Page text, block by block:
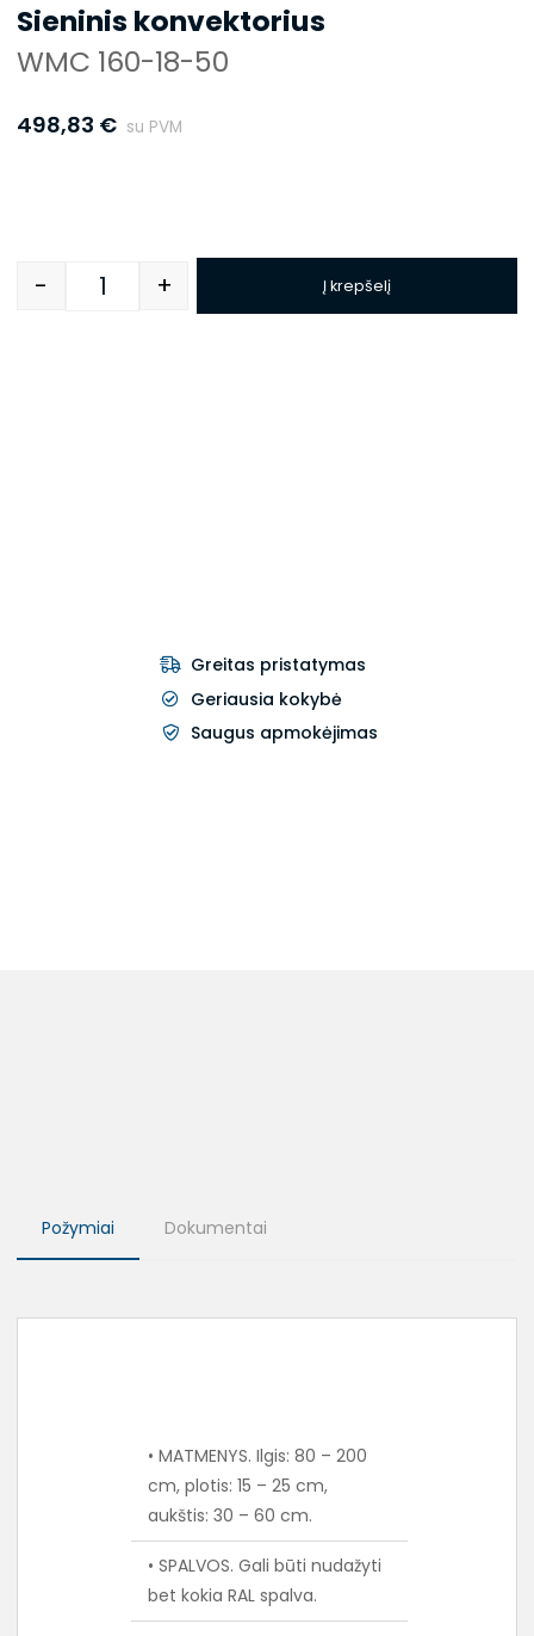
Sieninis konvektorius
WMC 160-18-50
498,83 € su PVM
Quantity
- + Į krepšelį
Greitas pristatymas
Geriausia kokybė
Saugus apmokėjimas
Požymiai Dokumentai
• MATMENYS. Ilgis: 80 – 200
cm, plotis: 15 – 25 cm,
aukštis: 30 – 60 cm.
• SPALVOS. Gali būti nudažyti
bet kokia RAL spalva.